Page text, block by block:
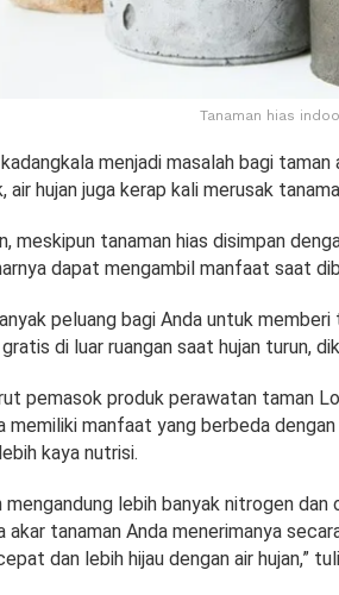
Tanaman hias
kadangkala menjadi masalah bagi
air hujan juga kerap kali merusak
meskipun tanaman hias disimpan
dapat mengambil manfaat saat
peluang bagi Anda untuk
di luar ruangan saat hujan turun,
pemasok produk perawatan taman
memiliki manfaat yang berbeda
kaya nutrisi.
mengandung lebih banyak nitrogen
akar tanaman Anda menerimanya
dan lebih hijau dengan air hujan,”